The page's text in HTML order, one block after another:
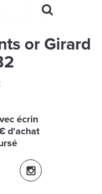
or Girard
écrin
d'achat